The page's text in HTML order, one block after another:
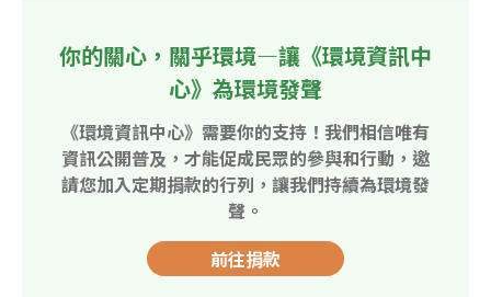
你的關心，關乎環境—讓《環境資訊中
心》為環境發聲
《環境資訊中心》需要你的支持！我們相信唯有
資訊公開普及，才能促成民眾的參與和行動，邀
請您加入定期捐款的行列，讓我們持續為環境發
聲。
前往捐款